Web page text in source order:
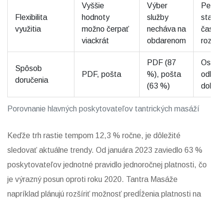
Porovnanie hlavných poskytovateľov tantrických masáží
Flexibilita
využitia
Vyššie
hodnoty
možno čerpať
viackrát
Výber
služby
necháva na
obdarenom
Spôsob
doručenia
PDF, pošta
PDF (87
%), pošta
(63 %)
Keďže trh rastie tempom 12,3 % ročne, je dôležité
sledovať aktuálne trendy. Od januára 2023 zaviedlo 63 %
poskytovateľov jednotné pravidlo jednoročnej platnosti, čo
je výrazný posun oproti roku 2020. Tantra Masáže
napríklad plánujú rozšíriť možnosť predĺženia platnosti na